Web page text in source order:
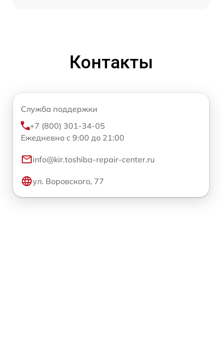
Контакты
Служба поддержки
+7 (800) 301-34-05
Ежедневно с 9:00 до 21:00
info@kir.toshiba-repair-center.ru
ул. Воровского, 77